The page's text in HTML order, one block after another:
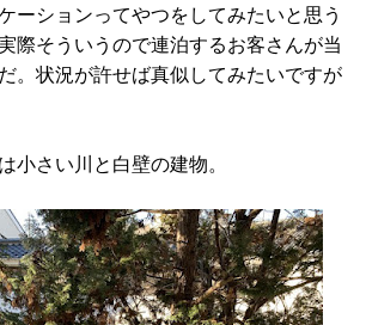
ーションってやつをしてみたいと思う
際そういうので連泊するお客さんが当
。状況が許せば真似してみたいですが
小さい川と白壁の建物。